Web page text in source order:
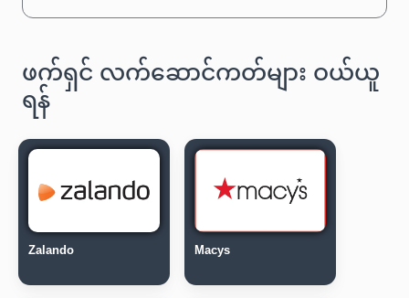
ဖက်ရှင် လက်ဆောင်ကတ်များ ဝယ်ယူ
ရန်
Zalando Macys